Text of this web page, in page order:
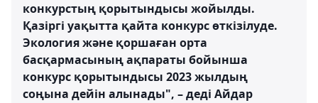
конкурстың қорытындысы жойылды.
Қазіргі уақытта қайта конкурс өткізілуде.
Экология және қоршаған орта
басқармасының ақпараты бойынша
конкурс қорытындысы 2023 жылдың
соңына дейін алынады", – деді Айдар